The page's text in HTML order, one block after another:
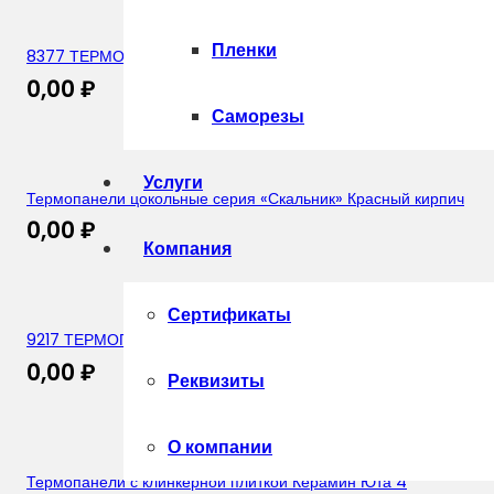
Пленки
Саморезы
Услуги
Компания
Сертификаты
Реквизиты
О компании
8377 ТЕРМОПАНЕЛЬ С КЛИНКЕРНОЙ ПЛИТКОЙ Burgund
0,00 ₽
Термопанели цокольные серия «Скальник» Красный кирпич
0,00 ₽
9217 ТЕРМОПАНЕЛЬ С КЛИНКЕРНОЙ ПЛИТКОЙ CERRAD Old
0,00 ₽
Термопанели с клинкерной плиткой Керамин Юта 4